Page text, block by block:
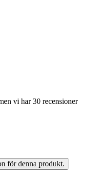
vi har 30 recensioner
för denna produkt.